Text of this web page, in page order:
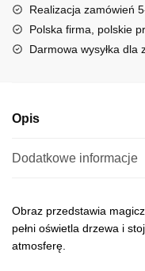
Realizacja zamówień
Polska firma, polskie
Darmowa wysyłka dla
Opis
Dodatkowe informacje
Obraz przedstawia
pełni oświetla drzewa i
atmosferę.